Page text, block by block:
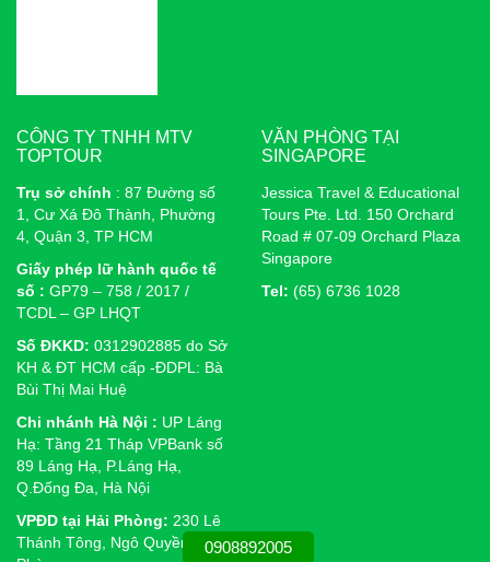
CÔNG TY TNHH MTV
TOPTOUR
Trụ sở chính : 87 Đường số
1, Cư Xá Đô Thành, Phường
4, Quận 3, TP HCM
Giấy phép lữ hành quốc tế
số : GP79 – 758 / 2017 /
TCDL – GP LHQT
Số ĐKKD: 0312902885 do Sở
KH & ĐT HCM cấp -ĐDPL: Bà
Bùi Thị Mai Huệ
Chi nhánh Hà Nội : UP Láng
Hạ: Tầng 21 Tháp VPBank số
89 Láng Hạ, P.Láng Hạ,
Q.Đống Đa, Hà Nội
VPĐD tại Hải Phòng: 230 Lê
Thánh Tông, Ngô Quyền, Hải
VĂN PHÒNG TẠI
SINGAPORE
Jessica Travel & Educational
Tours Pte. Ltd. 150 Orchard
Road # 07-09 Orchard Plaza
Singapore
Tel: (65) 6736 1028
0908892005